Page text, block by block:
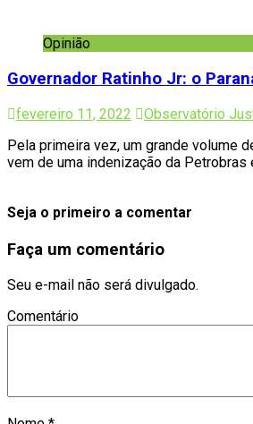
Opinião
Governador Ratinho Jr: o
fevereiro 11, 2022 Observatório
Pela primeira vez, um grande volume
vem de uma indenização da
Seja o primeiro a comentar
Faça um comentário
Seu e-mail não será divulgado.
Comentário